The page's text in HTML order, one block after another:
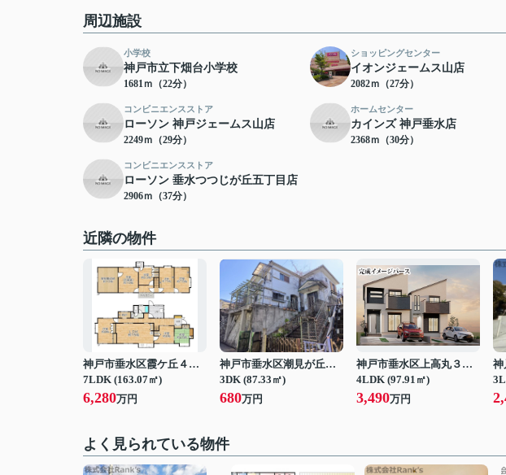
周辺施設
小学校
神戸市立下畑台小学校
1681ｍ（22分）
ショッピングセンター
イオンジェームス山店
2082ｍ（27分）
コンビニエンスストア
ローソン 神戸ジェームス山店
2249ｍ（29分）
ホームセンター
カインズ 神戸垂水店
2368ｍ（30分）
コンビニエンスストア
ローソン 垂水つつじが丘五丁目店
2906ｍ（37分）
近隣の物件
神戸市垂水区霞ケ丘４丁目
7LDK (163.07㎡)
6,280万円
神戸市垂水区潮見が丘１丁目
3DK (87.33㎡)
680万円
神戸市垂水区上高丸３丁目
4LDK (97.91㎡)
3,490万円
よく見られている物件